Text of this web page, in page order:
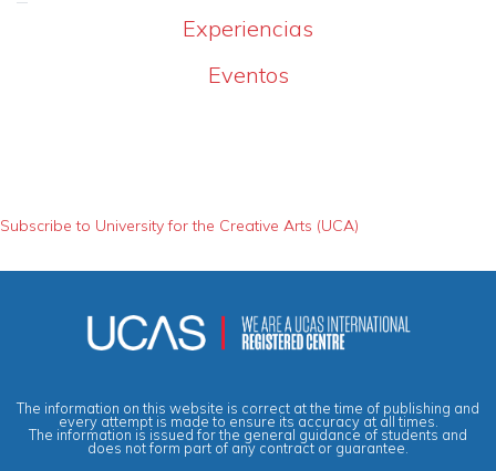
Experiencias
Eventos
Subscribe to University for the Creative Arts (UCA)
The information on this website is correct at the time of publishing and
every attempt is made to ensure its accuracy at all times.
The information is issued for the general guidance of students and
does not form part of any contract or guarantee.